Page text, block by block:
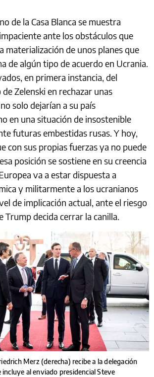
de la Casa Blanca se muestra
ante los obstáculos que
materialización de unos planes que
de algún tipo de acuerdo en Ucrania.
en primera instancia, del
Zelenski en rechazar unas
solo dejarían a su país
en una situación de insostenible
futuras embestidas rusas. Y hoy,
con sus propias fuerzas ya no puede
posición se sostiene en su creencia
va a estar dispuesta a
y militarmente a los ucranianos
de implicación actual, ante el riesgo
Trump decida cerrar la canilla.
Merz (derecha) recibe a la delegación
al enviado presidencial Steve